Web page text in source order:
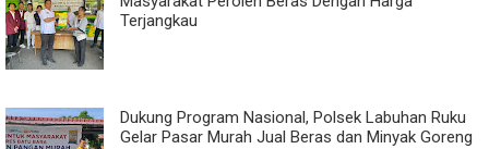
Terjangkau
Dukung Program Nasional, Polsek Labuhan Ruku
Gelar Pasar Murah Jual Beras dan Minyak Goreng